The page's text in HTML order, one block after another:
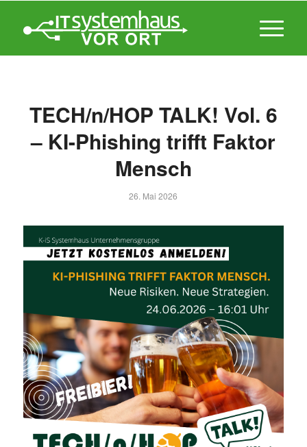
TECH/n/HOP TALK! Vol. 6
– KI-Phishing trifft Faktor
Mensch
26. Mai 2026